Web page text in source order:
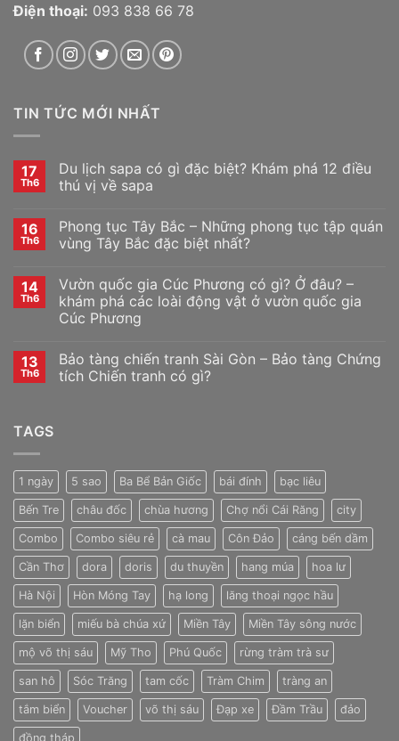
Điện thoại: 093 838 66 78
TIN TỨC MỚI NHẤT
17
Th6
Du lịch sapa có gì đặc biệt? Khám phá 12 điều
thú vị về sapa
16
Th6
Phong tục Tây Bắc – Những phong tục tập quán
vùng Tây Bắc đặc biệt nhất?
14
Th6
Vườn quốc gia Cúc Phương có gì? Ở đâu? –
khám phá các loài động vật ở vườn quốc gia
Cúc Phương
13
Th6
Bảo tàng chiến tranh Sài Gòn – Bảo tàng Chứng
tích Chiến tranh có gì?
TAGS
1 ngày 5 sao Ba Bể Bản Giốc bái đính bạc liêu
Bến Tre châu đốc chùa hương Chợ nổi Cái Răng city
Combo Combo siêu rẻ cà mau Côn Đảo cảng bến dầm
Cần Thơ dora doris du thuyền hang múa hoa lư
Hà Nội Hòn Móng Tay hạ long lăng thoại ngọc hầu
lặn biển miếu bà chúa xứ Miền Tây Miền Tây sông nước
mộ võ thị sáu Mỹ Tho Phú Quốc rừng tràm trà sư
san hô Sóc Trăng tam cốc Tràm Chim tràng an
tắm biển Voucher võ thị sáu Đạp xe Đầm Trầu đảo
đồng tháp